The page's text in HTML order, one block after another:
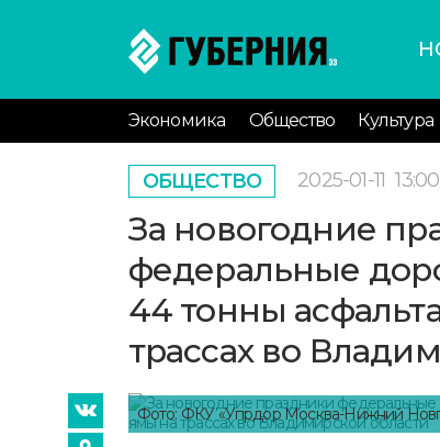
Экономика Общество Культура
ОБЩЕСТВО 2025-01-11 13:00
За новогодние
федеральные
44 тонны
трассах во
Фото: ФКУ «Упрдор Москва-Нижний